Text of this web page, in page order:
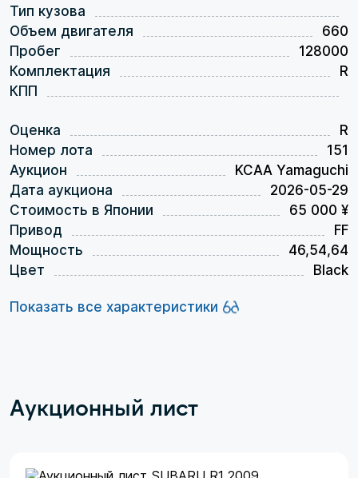
Тип кузова
Объем двигателя
660
Пробег
128000
Комплектация
R
КПП
Оценка
R
Номер лота
151
Аукцион
KCAA Yamaguchi
Дата аукциона
2026-05-29
Стоимость в Японии
65 000 ¥
Привод
FF
Мощность
46,54,64
Цвет
Black
Показать все характеристики
Аукционный лист